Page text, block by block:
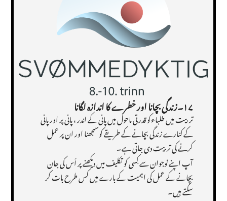
۱۷۔زندگی بچانا اور خطرے کا اندازہ لگانا
تربیت میں طلباءکو قدرتی ماحول میں پانی کے اندر ، پانی پر اور پانی
کے کنارے زندگی بچانے کے طریقے کوسمجھنا اور ان پر عمل
کرنے کی تربیت دی جاتی ہے۔
آپ اپنے نوجوان سے کِسی کو تکلیف میں دیکھنے پر اُس کی جان
بچانے کے عمل کی اہمیت کے بارے میں کس طرح بات کر
سکتے ہیں۔